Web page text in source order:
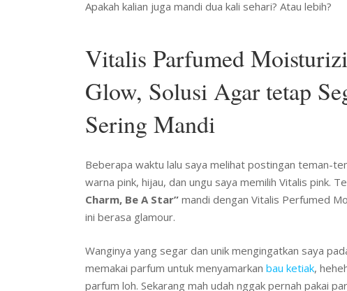
Apakah kalian juga mandi dua kali sehari? Atau lebih?
Vitalis Parfumed
Glow, Solusi Agar tetap
Sering Mandi
Beberapa waktu lalu saya melihat postingan teman-
warna pink, hijau, dan ungu saya memilih Vitalis pink.
Charm, Be A Star” mandi dengan Vitalis Perfumed
ini berasa glamour.
Wanginya yang segar dan unik mengingatkan saya
memakai parfum untuk menyamarkan bau ketiak,
parfum loh. Sekarang mah udah nggak pernah pakai